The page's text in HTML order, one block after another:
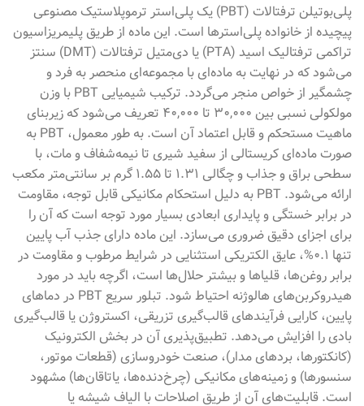
پلی‌بوتیلن ترفتالات (PBT) یک پلی‌استر ترموپلاستیک مصنوعی
پیچیده از خانواده پلی‌استرها است. این ماده از طریق پلیمریزاسیون
تراکمی ترفتالیک اسید (PTA) یا دی‌متیل ترفتالات (DMT) سنتز
می‌شود که در نهایت به ماده‌ای با مجموعه‌ای منحصر به فرد و
چشمگیر از خواص منجر می‌گردد. ترکیب شیمیایی PBT با وزن
مولکولی نسبی بین ۳۰,۰۰۰ تا ۴۰,۰۰۰ تعریف می‌شود که زیربنای
ماهیت مستحکم و قابل اعتماد آن است. به طور معمول، PBT به
صورت ماده‌ای کریستالی از سفید شیری تا نیمه‌شفاف و مات، با
سطحی براق و جذاب و چگالی ۱.۳۱ تا ۱.۵۵ گرم بر سانتی‌متر مکعب
ارائه می‌شود. PBT به دلیل استحکام مکانیکی قابل توجه، مقاومت
در برابر خستگی و پایداری ابعادی بسیار مورد توجه است که آن را
برای اجزای دقیق ضروری می‌سازد. این ماده دارای جذب آب پایین
تنها ۰.۱%، عایق الکتریکی استثنایی در شرایط مرطوب و مقاومت در
برابر روغن‌ها، قلیاها و بیشتر حلال‌ها است، اگرچه باید در مورد
هیدروکربن‌های هالوژنه احتیاط شود. تبلور سریع PBT در دماهای
پایین، کارایی فرآیندهای قالب‌گیری تزریقی، اکستروژن یا قالب‌گیری
بادی را افزایش می‌دهد. تطبیق‌پذیری آن در بخش الکترونیک
(کانکتورها، بردهای مدار)، صنعت خودروسازی (قطعات موتور،
سنسورها) و زمینه‌های مکانیکی (چرخ‌دنده‌ها، یاتاقان‌ها) مشهود
است. قابلیت‌های آن از طریق اصلاحات با الیاف شیشه یا